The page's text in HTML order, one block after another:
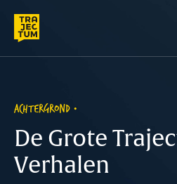
content
ACHTERGROND
De Grote
Verhalen